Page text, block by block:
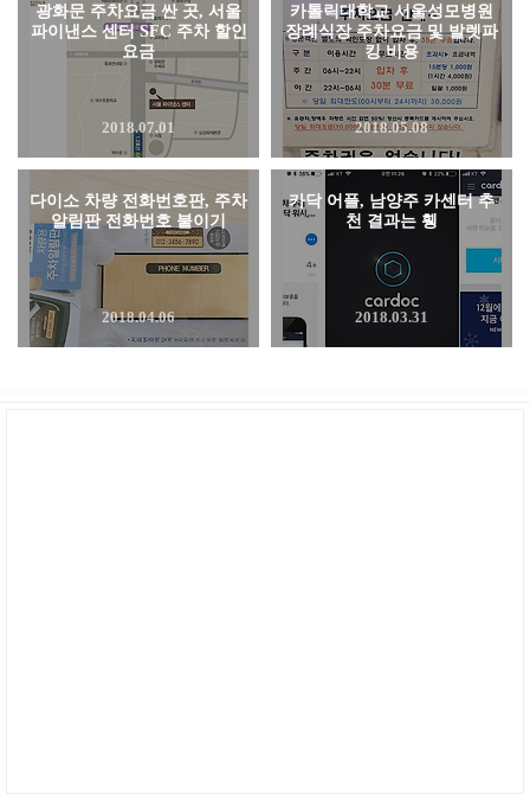
광화문 주차요금 싼 곳, 서울
파이낸스 센터 SFC 주차 할인
요금
2018.07.01
카톨릭대학교 서울성모병원
장례식장 주차요금 및 발렛파
킹 비용
2018.05.08
다이소 차량 전화번호판, 주차
알림판 전화번호 붙이기
2018.04.06
카닥 어플, 남양주 카센터 추
천 결과는 휑
2018.03.31